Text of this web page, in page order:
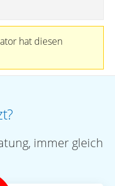
hat diesen
immer gleich